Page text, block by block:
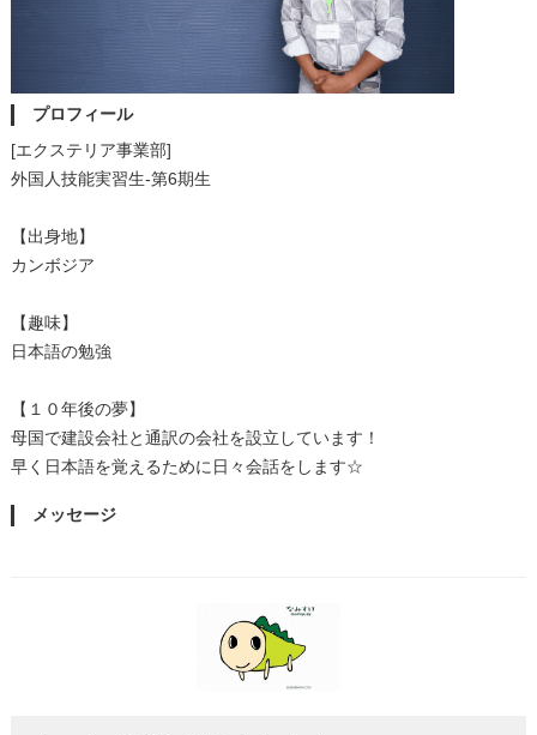
プロフィール
[エクステリア事業部]
外国人技能実習生-第6期生
【出身地】
カンボジア
【趣味】
日本語の勉強
【１０年後の夢】
母国で建設会社と通訳の会社を設立しています！
早く日本語を覚えるために日々会話をします☆
メッセージ